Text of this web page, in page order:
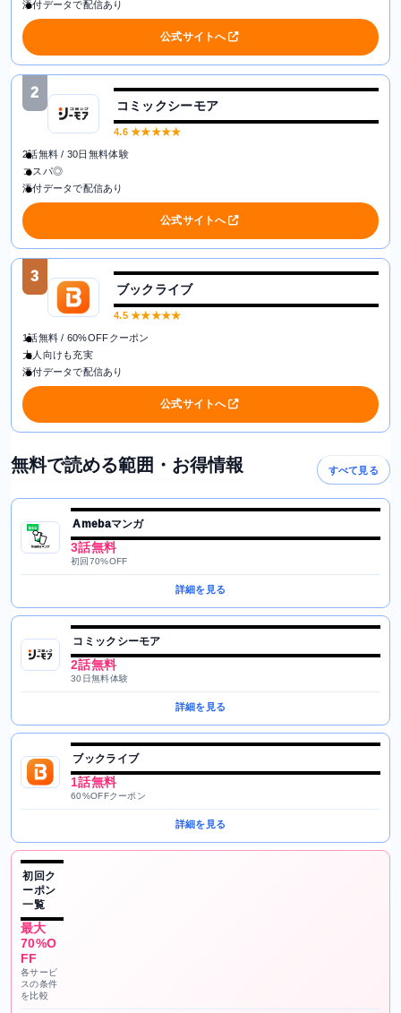
添付データで配信あり
公式サイトへ
2
コミックシーモア
4.6★★★★★
2話無料 / 30日無料体験
コスパ◎
添付データで配信あり
公式サイトへ
3
ブックライブ
4.5★★★★★
1話無料 / 60%OFFクーポン
大人向けも充実
添付データで配信あり
公式サイトへ
無料で読める範囲・お得情報 すべて見る
Amebaマンガ
3話無料
初回70%OFF
詳細を見る
コミックシーモア
2話無料
30日無料体験
詳細を見る
ブックライブ
1話無料
60%OFFクーポン
詳細を見る
初回ク
ーポン
一覧
最大
70%O
FF
各サービ
スの条件
を比較